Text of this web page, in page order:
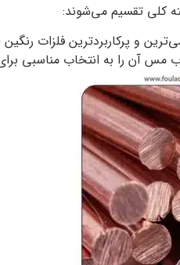
کلی تقسیم می‌شوند:
و پرکاربردترین فلزات
مس آن را به انتخاب مناسبی